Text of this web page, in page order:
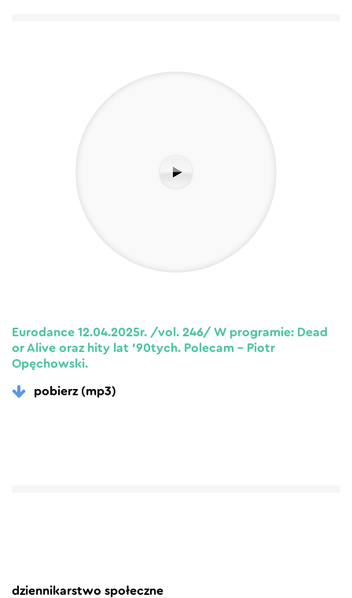
Eurodance 12.04.2025r. /vol. 246/ W programie: Dead
or Alive oraz hity lat ’90tych. Polecam – Piotr
Opęchowski.
pobierz (mp3)
dziennikarstwo społeczne